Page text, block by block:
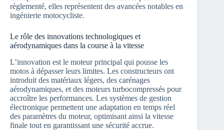
règlementé, elles représentent des avancées notables en
ingénierie motocycliste.
Le rôle des innovations technologiques et
aérodynamiques dans la course à la vitesse
L’innovation est le moteur principal qui pousse les
motos à dépasser leurs limites. Les constructeurs ont
introduit des matériaux légers, des carénages
aérodynamiques, et des moteurs turbocompressés pour
accroître les performances. Les systèmes de gestion
électronique permettent une adaptation en temps réel
des paramètres du moteur, optimisant ainsi la vitesse
finale tout en garantissant une sécurité accrue.